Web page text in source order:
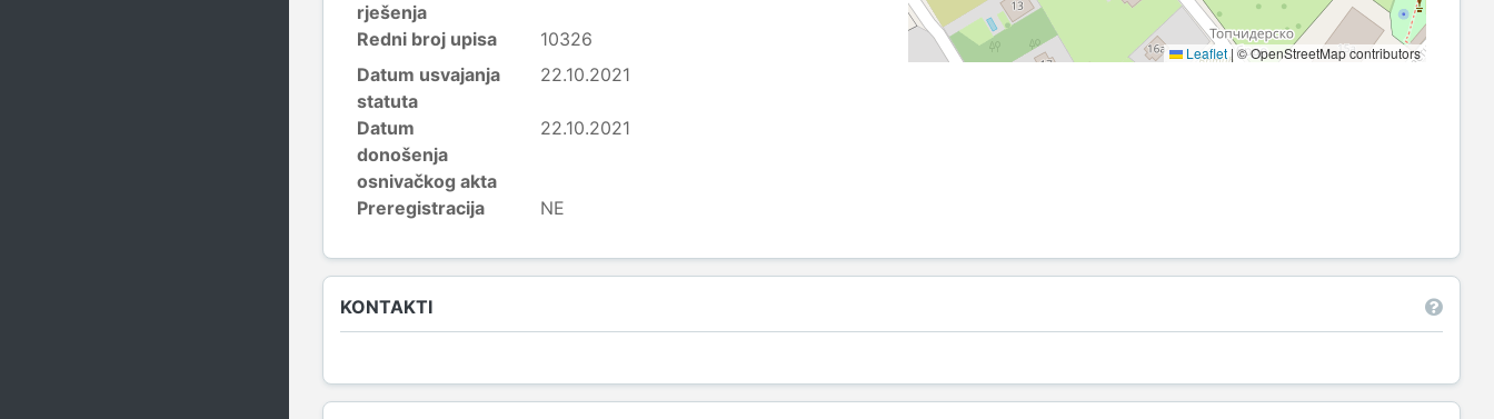
rješenja
Redni broj upisa
10326
Datum usvajanja
statuta
22.10.2021
Datum
donošenja
osnivačkog akta
22.10.2021
Preregistracija NE
Leaflet| © OpenStreetMap contributors
KONTAKTI